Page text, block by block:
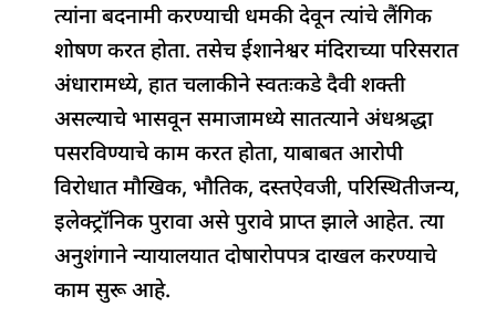
त्यांना बदनामी करण्याची धमकी देवून त्यांचे लैंगिक
शोषण करत होता. तसेच ईशानेश्वर मंदिराच्या परिसरात
अंधारामध्ये, हात चलाकीने स्वतःकडे दैवी शक्ती
असल्याचे भासवून समाजामध्ये सातत्याने अंधश्रद्धा
पसरविण्याचे काम करत होता, याबाबत आरोपी
विरोधात मौखिक, भौतिक, दस्तऐवजी, परिस्थितीजन्य,
इलेक्ट्रॉनिक पुरावा असे पुरावे प्राप्त झाले आहेत. त्या
अनुशंगाने न्यायालयात दोषारोपपत्र दाखल करण्याचे
काम सुरू आहे.